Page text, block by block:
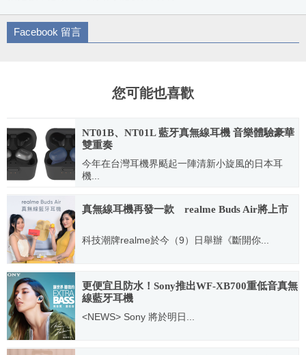
Facebook 留言
您可能也喜歡
NT01B、NT01L 藍牙真無線耳機 音樂體驗豪華
雙重奏
今年在台灣耳機界颳起一陣清新小旋風的日本耳
機...
真無線耳機再發一款 realme Buds Air將上市
科技潮牌realme於今（9）日舉辦《斷開你...
2020.03.09
更便宜且防水！Sony推出WF-XB700重低音真無
線藍牙耳機
<NEWS> Sony 將於明日...
2020.05.14